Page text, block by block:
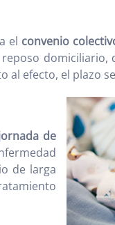
el convenio
domiciliario,
al efecto, el plazo
de
de larga